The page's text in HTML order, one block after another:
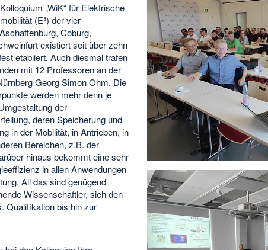
„WiK“ für Elektrische
(E³) der vier
Coburg,
existiert seit über zehn
etabliert. Auch diesmal trafen
mit 12 Professoren an der
Georg Simon Ohm. Die
werden mehr denn je
der
deren Speicherung und
in der Mobilität, in Antrieben, in
Bereichen, z.B. der
hinaus bekommt eine sehr
in allen Anwendungen
All das sind genügend
Wissenschaftler, sich den
Qualifikation bis hin zur